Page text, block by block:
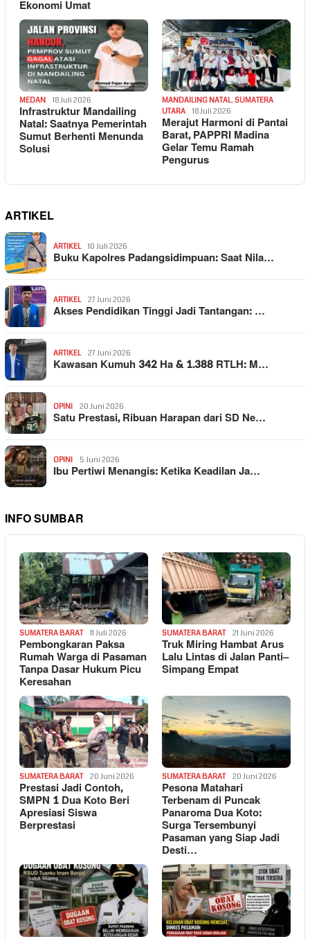
Ekonomi Umat
MEDAN 18 Juli 2026
Infrastruktur Mandailing
Natal: Saatnya Pemerintah
Sumut Berhenti Menunda
Solusi
MANDAILING NATAL, SUMATERA
UTARA
18 Juli 2026
Merajut Harmoni di Pantai
Barat, PAPPRI Madina
Gelar Temu Ramah
Pengurus
ARTIKEL
ARTIKEL 10 Juli 2026
Buku Kapolres Padangsidimpuan: Saat Nila…
ARTIKEL 27 Juni 2026
Akses Pendidikan Tinggi Jadi Tantangan: …
ARTIKEL 27 Juni 2026
Kawasan Kumuh 342 Ha & 1.388 RTLH: M…
OPINI 20 Juni 2026
Satu Prestasi, Ribuan Harapan dari SD Ne…
OPINI 5 Juni 2026
Ibu Pertiwi Menangis: Ketika Keadilan Ja…
INFO SUMBAR
SUMATERA BARAT 11 Juli 2026
Pembongkaran Paksa
Rumah Warga di Pasaman
Tanpa Dasar Hukum Picu
Keresahan
SUMATERA BARAT 21 Juni 2026
Truk Miring Hambat Arus
Lalu Lintas di Jalan Panti–
Simpang Empat
SUMATERA BARAT 20 Juni 2026
Prestasi Jadi Contoh,
SMPN 1 Dua Koto Beri
Apresiasi Siswa
Berprestasi
SUMATERA BARAT 20 Juni 2026
Pesona Matahari
Terbenam di Puncak
Panaroma Dua Koto:
Surga Tersembunyi
Pasaman yang Siap Jadi
Desti…